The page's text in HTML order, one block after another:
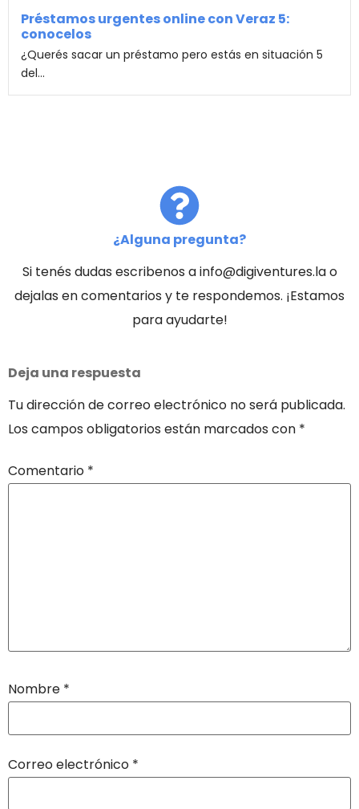
Préstamos urgentes online con Veraz 5:
conocelos
¿Querés sacar un préstamo pero estás en situación 5
del...
¿Alguna pregunta?
Si tenés dudas escribenos a info@digiventures.la o
dejalas en comentarios y te respondemos. ¡Estamos
para ayudarte!
Deja una respuesta
Tu dirección de correo electrónico no será publicada.
Los campos obligatorios están marcados con *
Comentario *
Nombre *
Correo electrónico *